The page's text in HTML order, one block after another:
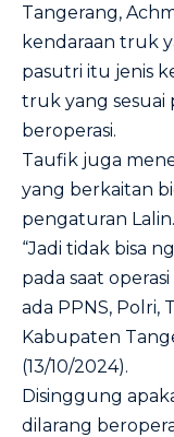
Tangerang,
kendaraan truk
pasutri itu jenis
truk yang sesuai
beroperasi.
Taufik juga
yang berkaitan
pengaturan Lalin.
“Jadi tidak bisa
pada saat
ada PPNS, Polri,
Kabupaten
(13/10/2024).
Disinggung
dilarang